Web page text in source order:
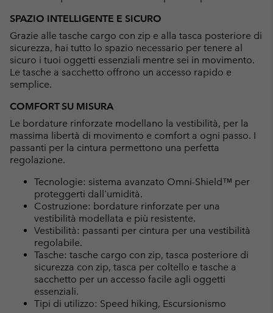
SPAZIO INTELLIGENTE E SICURO
Grazie alle tasche cargo con zip e alla tasca posteriore di
sicurezza, hai tutto lo spazio necessario per tenere al
sicuro i tuoi oggetti essenziali mentre sei in movimento.
Le tasche a sacchetto offrono un accesso rapido e
semplice.
COMFORT SU MISURA
Le bordature rinforzate modellano la vestibilità, per la
massima libertà di movimento e comfort a ogni passo. I
passanti per la cintura permettono una perfetta
regolazione.
Tecnologie: sistema avanzato Omni-Shield™ per
proteggerti dall'umidità.
Costruzione: bordature rinforzate per una
vestibilità modellata e più resistente.
Vestibilità: passanti per cintura per una vestibilità
regolabile.
Tasche: tasche cargo con zip, tasca posteriore di
sicurezza con zip, tasca per coltello e tasche a
sacchetto per un accesso facile agli oggetti
essenziali.
Tipi di utilizzo: Speed hiking, Escursionismo